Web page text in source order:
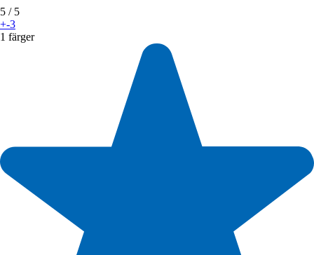
5 / 5
+-3
1 färger